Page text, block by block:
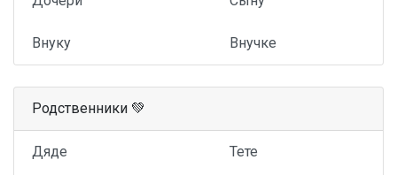
Внуку Внучке
Родственники 💚
Дяде Тете